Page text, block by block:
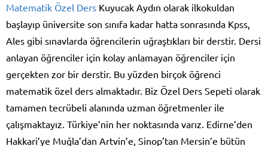
Matematik Özel Ders Kuyucak Aydın olarak ilkokuldan
başlayıp üniversite son sınıfa kadar hatta sonrasında Kpss,
Ales gibi sınavlarda öğrencilerin uğraştıkları bir derstir. Dersi
anlayan öğrenciler için kolay anlamayan öğrenciler için
gerçekten zor bir derstir. Bu yüzden birçok öğrenci
matematik özel ders almaktadır. Biz Özel Ders Sepeti olarak
tamamen tecrübeli alanında uzman öğretmenler ile
çalışmaktayız. Türkiye’nin her noktasında varız. Edirne’den
Hakkari’ye Muğla’dan Artvin’e, Sinop’tan Mersin’e bütün